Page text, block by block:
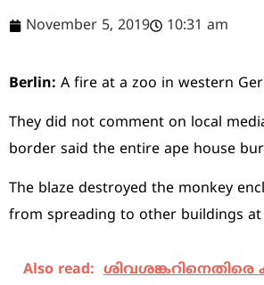
November 5, 2019 10:31 am
Berlin: A fire at a zoo in western
They did not comment on local
border said the entire ape house
The blaze destroyed the monkey
from spreading to other buildings
Also read: